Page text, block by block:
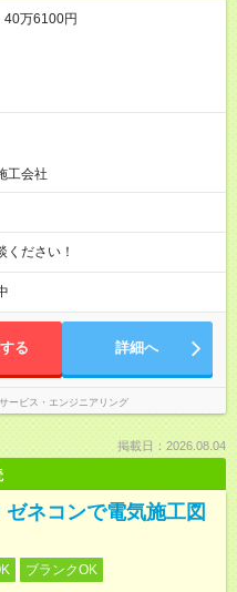
万6100円
工会社
ださい！
る 詳細へ
ービス・エンジニアリング
掲載日：2026.08.04
ネコンで電気施工図
ブランクOK